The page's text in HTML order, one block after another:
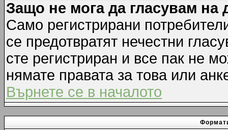
Защо не мога да гласувам на
Само регистрирани
се предотвратят нечестни
сте регистриран и все пак не
нямате правата за това или
Върнете се в началото